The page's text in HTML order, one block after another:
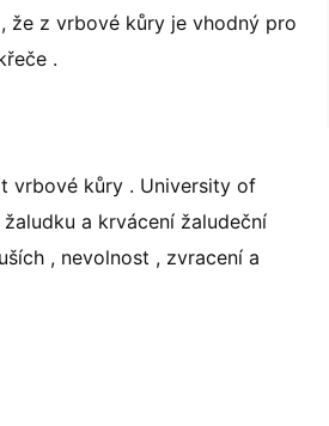
že z vrbové kůry je vhodný pro
.
vrbové kůry . University of
a krvácení žaludeční
, nevolnost , zvracení a